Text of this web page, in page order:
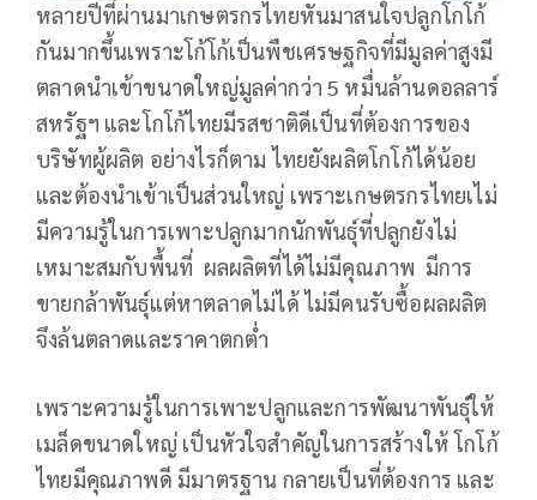
หลายปีที่ผ่านมาเกษตรกรไทยหันมาสนใจปลูกโกโก้
กันมากขึ้นเพราะโก้โก้เป็นพืชเศรษฐกิจที่มีมูลค่าสูงมี
ตลาดนำเข้าขนาดใหญ่มูลค่ากว่า 5 หมื่นล้านดอลลาร์
สหรัฐฯ และโกโก้ไทยมีรสชาติดีเป็นที่ต้องการของ
บริษัทผู้ผลิต อย่างไรก็ตาม ไทยยังผลิตโกโก้ได้น้อย
และต้องนำเข้าเป็นส่วนใหญ่ เพราะเกษตรกรไทยเไม่
มีความรู้ในการเพาะปลูกมากนักพันธุ์ที่ปลูกยังไม่
เหมาะสมกับพื้นที่ ผลผลิตที่ได้ไม่มีคุณภาพ มีการ
ขายกล้าพันธุ์แต่หาตลาดไม่ได้ ไม่มีคนรับซื้อผลผลิต
จึงล้นตลาดและราคาตกต่ำ
เพราะความรู้ในการเพาะปลูกและการพัฒนาพันธุ์ให้
เมล็ดขนาดใหญ่ เป็นหัวใจสำคัญในการสร้างให้ โกโก้
ไทยมีคุณภาพดี มีมาตรฐาน กลายเป็นที่ต้องการ และ